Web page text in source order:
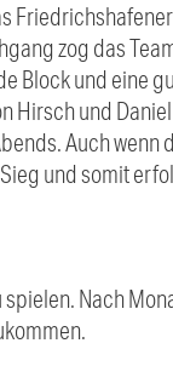
zog das
Block und eine
und
Auch wenn
und somit
Nach